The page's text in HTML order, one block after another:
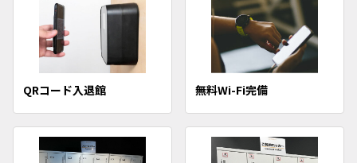
QRコード入退館 無料Wi-Fi完備